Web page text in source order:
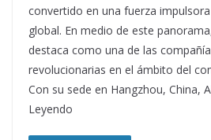
convertido en una fuerza
global. En medio de este
destaca como una de las
revolucionarias en el ámbito del
Con su sede en Hangzhou, China,
Leyendo